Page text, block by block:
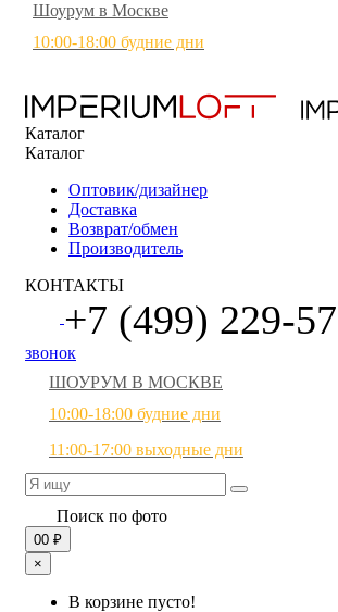
Шоурум в Москве
10:00-18:00 будние дни
Каталог
Каталог
Оптовик/дизайнер
Доставка
Возврат/обмен
Производитель
КОНТАКТЫ
+7 (499) 229-
звонок
ШОУРУМ В МОСКВЕ
10:00-18:00 будние дни
11:00-17:00 выходные дни
Поиск по фото
00 ₽
×
В корзине пусто!